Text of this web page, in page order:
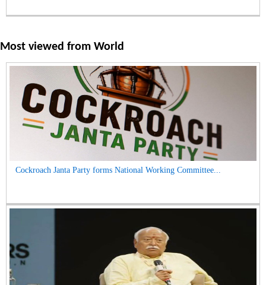
Most viewed from World
Cockroach Janta Party forms National Working Committee...